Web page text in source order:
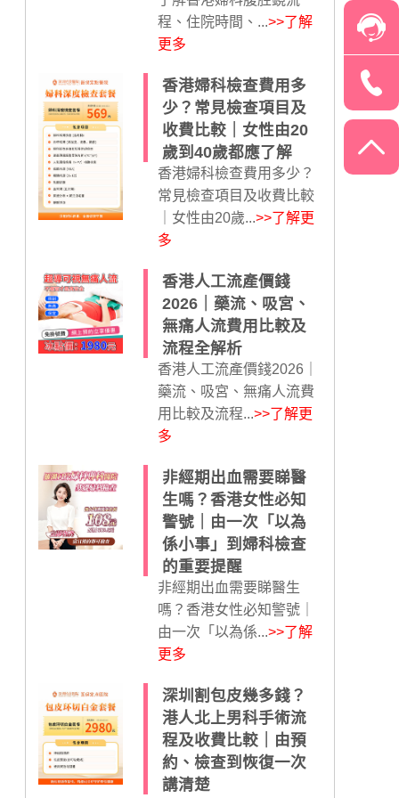
程、住院時間、...>>了解
更多
香港婦科檢查費用多
少？常見檢查項目及
收費比較｜女性由20
歲到40歲都應了解
香港婦科檢查費用多少？
常見檢查項目及收費比較
｜女性由20歲...>>了解更
多
香港人工流產價錢
2026｜藥流、吸宮、
無痛人流費用比較及
流程全解析
香港人工流產價錢2026｜
藥流、吸宮、無痛人流費
用比較及流程...>>了解更
多
非經期出血需要睇醫
生嗎？香港女性必知
警號｜由一次「以為
係小事」到婦科檢查
的重要提醒
非經期出血需要睇醫生
嗎？香港女性必知警號｜
由一次「以為係...>>了解
更多
深圳割包皮幾多錢？
港人北上男科手術流
程及收費比較｜由預
約、檢查到恢復一次
講清楚